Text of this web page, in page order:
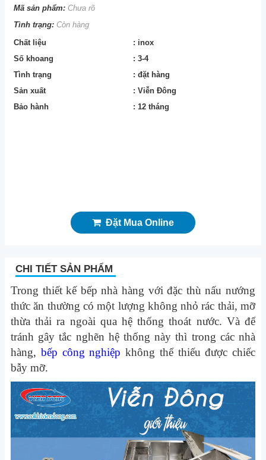
Mã sản phẩm: Chưa rõ
Tình trạng: Còn hàng
Chất liệu
: inox
Số khoang
: 3-4
Tình trạng
: đặt hàng
Sản xuất
: Viễn Đông
Bảo hành
: 12 tháng
Đặt Mua Online
CHI TIẾT SẢN PHẨM
Trong thiết kế bếp nhà hàng với đặc thù nấu nướng
thức ăn thường có một lượng không nhỏ rác thải, mỡ
thừa thải ra ngoài qua hệ thống thoát nước. Và để
tránh gây tắc nghẽn hệ thống này thì trong các nhà
hàng, bếp công nghiệp không thể thiếu được chiếc
bẫy mỡ.